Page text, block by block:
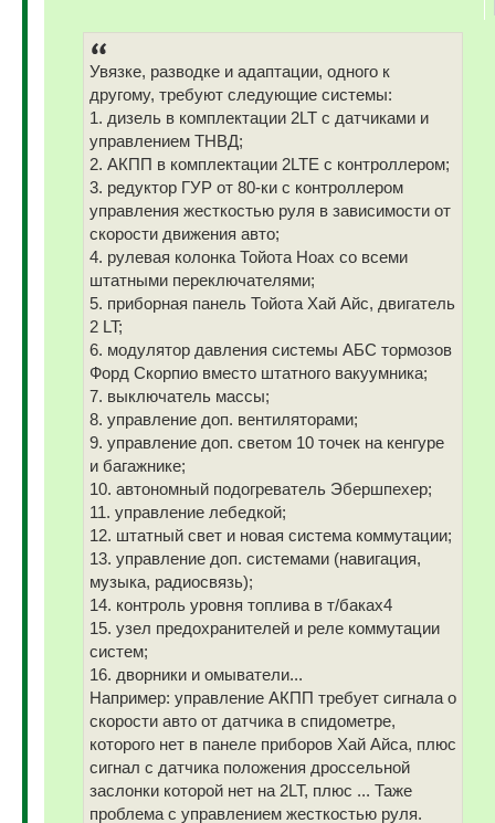
Увязке, разводке и адаптации, одного к
другому, требуют следующие системы:
1. дизель в комплектации 2LT с датчиками и
управлением ТНВД;
2. АКПП в комплектации 2LTE с контроллером;
3. редуктор ГУР от 80-ки с контроллером
управления жесткостью руля в зависимости от
скорости движения авто;
4. рулевая колонка Тойота Ноах со всеми
штатными переключателями;
5. приборная панель Тойота Хай Айс, двигатель
2 LT;
6. модулятор давления системы АБС тормозов
Форд Скорпио вместо штатного вакуумника;
7. выключатель массы;
8. управление доп. вентиляторами;
9. управление доп. светом 10 точек на кенгуре
и багажнике;
10. автономный подогреватель Эбершпехер;
11. управление лебедкой;
12. штатный свет и новая система коммутации;
13. управление доп. системами (навигация,
музыка, радиосвязь);
14. контроль уровня топлива в т/баках4
15. узел предохранителей и реле коммутации
систем;
16. дворники и омыватели...
Например: управление АКПП требует сигнала о
скорости авто от датчика в спидометре,
которого нет в панеле приборов Хай Айса, плюс
сигнал с датчика положения дроссельной
заслонки которой нет на 2LT, плюс ... Таже
проблема с управлением жесткостью руля.